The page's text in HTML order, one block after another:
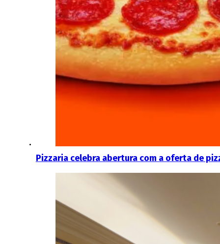
Pizzaria celebra abertura com a oferta de